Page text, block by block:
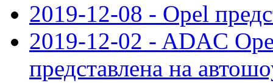
2019-12-08 - Opel
2019-12-02 - ADAC
представлена на